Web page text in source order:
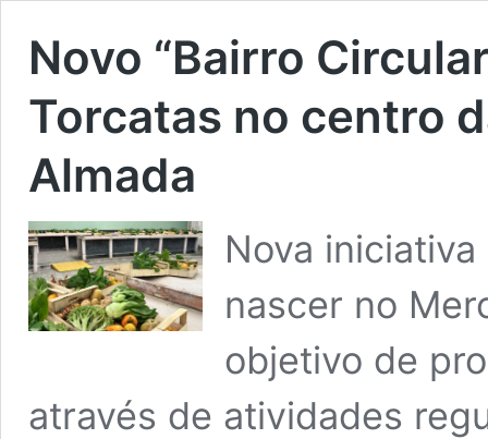
Novo “Bairro
Torcatas no centro
Almada
Nova
nascer no
objetivo de
através de atividades